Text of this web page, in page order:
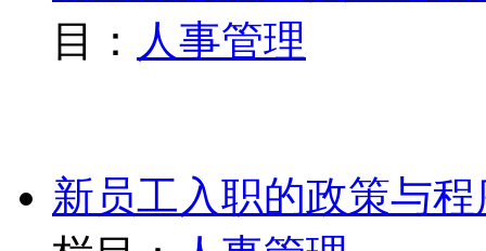
目： 人事管理
新员工入职的政策与